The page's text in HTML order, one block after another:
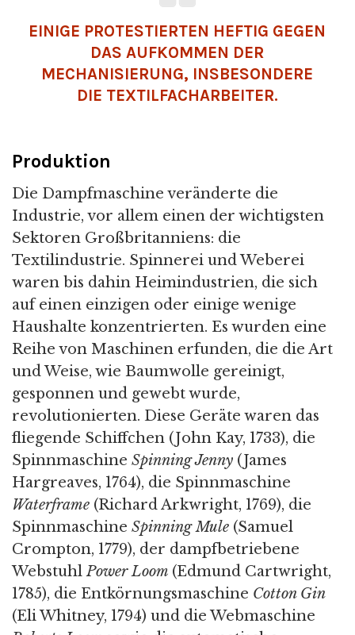
EINIGE PROTESTIERTEN HEFTIG GEGEN
DAS AUFKOMMEN DER
MECHANISIERUNG, INSBESONDERE
DIE TEXTILFACHARBEITER.
Produktion
Die Dampfmaschine veränderte die
Industrie, vor allem einen der wichtigsten
Sektoren Großbritanniens: die
Textilindustrie. Spinnerei und Weberei
waren bis dahin Heimindustrien, die sich
auf einen einzigen oder einige wenige
Haushalte konzentrierten. Es wurden eine
Reihe von Maschinen erfunden, die die Art
und Weise, wie Baumwolle gereinigt,
gesponnen und gewebt wurde,
revolutionierten. Diese Geräte waren das
fliegende Schiffchen (John Kay, 1733), die
Spinnmaschine Spinning Jenny (James
Hargreaves, 1764), die Spinnmaschine
Waterframe (Richard Arkwright, 1769), die
Spinnmaschine Spinning Mule (Samuel
Crompton, 1779), der dampfbetriebene
WebstuhlPower Loom (Edmund Cartwright,
1785), die Entkörnungsmaschine Cotton Gin
(Eli Whitney, 1794) und die Webmaschine